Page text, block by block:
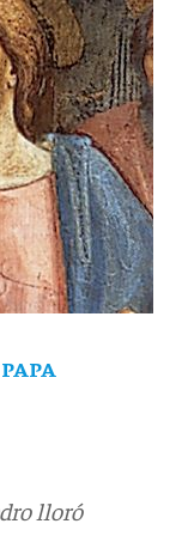
lloró